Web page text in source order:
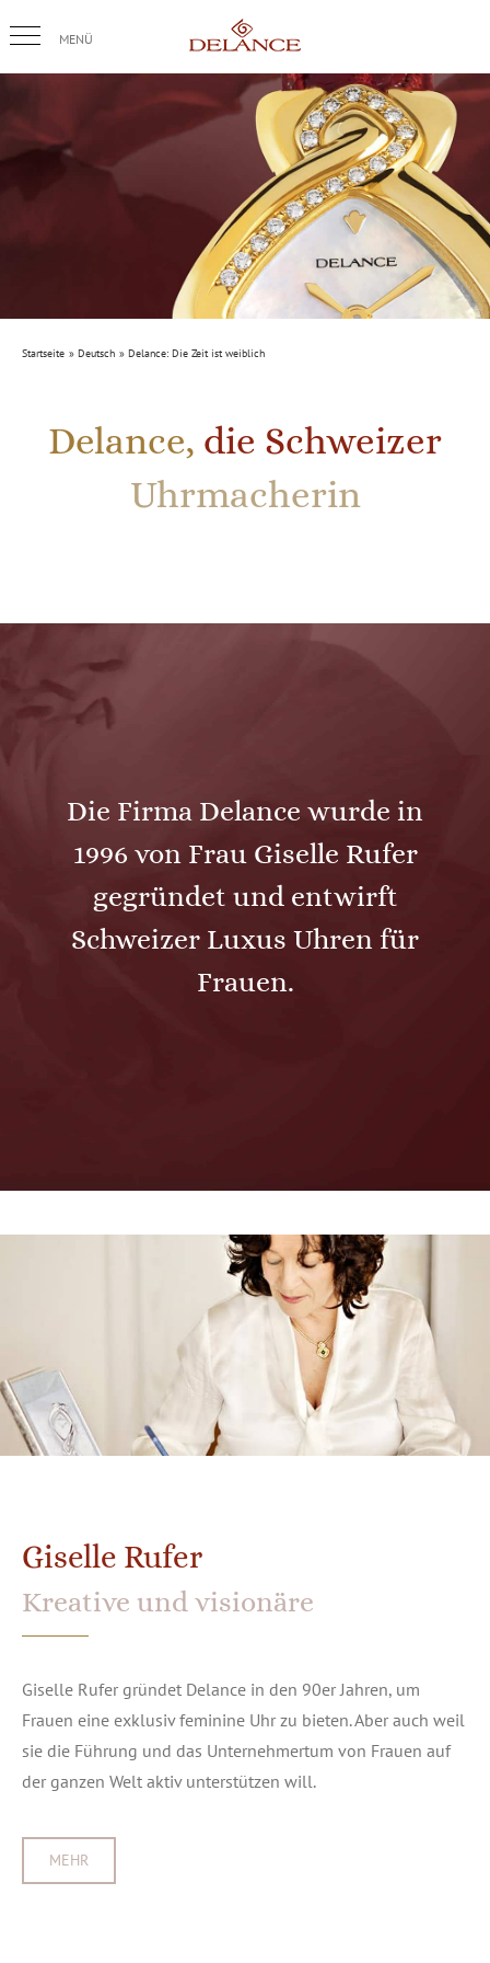
to
content
Startseite Deutsch Delance: Die Zeit ist weiblich
Delance, die Schweizer
Uhrmacherin
Die Firma Delance wurde in
1996 von Frau Giselle Rufer
gegründet und entwirft
Schweizer Luxus Uhren für
Frauen.
Giselle Rufer
Kreative und visionäre
Giselle Rufer gründet Delance in den 90er Jahren, um
Frauen eine exklusiv feminine Uhr zu bieten. Aber auch weil
sie die Führung und das Unternehmertum von Frauen auf
der ganzen Welt aktiv unterstützen will.
MEHR